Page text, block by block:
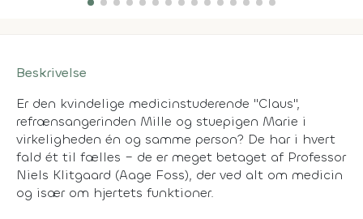
Beskrivelse
Er den kvindelige medicinstuderende "Claus",
refrænsangerinden Mille og stuepigen Marie i
virkeligheden én og samme person? De har i hvert
fald ét til fælles – de er meget betaget af Professor
Niels Klitgaard (Aage Foss), der ved alt om medicin
og især om hjertets funktioner.